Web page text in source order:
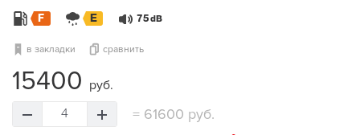
F E 75 dB
в закладки сравнить
15400 руб.
4 =61600 руб.